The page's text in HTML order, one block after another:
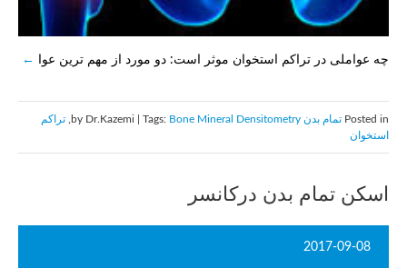
چه عواملی در تراکم استخوان موثر است: دو مورد از مهم ترین عوا
Posted in تمام بدن Bone Mineral Densitometry
تراکم
استخوان
اسکن تمام بدن درکانسر
2017-09-08